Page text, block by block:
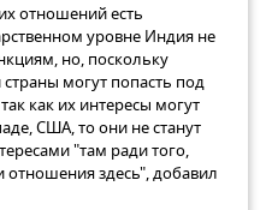
отношений есть
уровне Индия не
но, поскольку
могут попасть под
как их интересы могут
США, то они не станут
"там ради того,
отношения здесь", добавил